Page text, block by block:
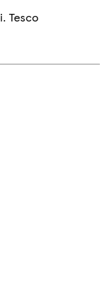
Tesco